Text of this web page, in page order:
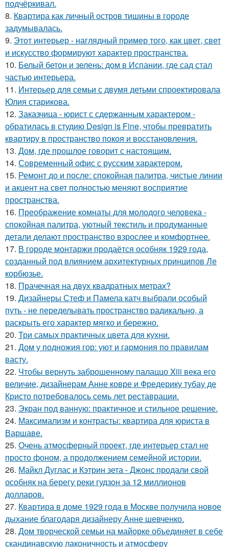
подчёркивал.
8. Квартира как личный остров тишины в городе
задумывалась.
9. Этот интерьер - наглядный пример того, как цвет, свет
и искусство формируют характер пространства.
10. Белый бетон и зелень: дом в Испании, где сад стал
частью интерьера.
11. Интерьер для семьи с двумя детьми спроектировала
Юлия старикова.
12. Заказчица - юрист с сдержанным характером -
обратилась в студию Design is Fine, чтобы превратить
квартиру в пространство покоя и восстановления.
13. Дом, где прошлое говорит с настоящим.
14. Современный офис с русским характером.
15. Ремонт до и после: спокойная палитра, чистые линии
и акцент на свет полностью меняют восприятие
пространства.
16. Преображение комнаты для молодого человека -
спокойная палитра, уютный текстиль и продуманные
детали делают пространство взрослее и комфортнее.
17. В городе монтаржи продаётся особняк 1929 года,
созданный под влиянием архитектурных принципов Ле
корбюзье.
18. Прачечная на двух квадратных метрах?
19. Дизайнеры Стеф и Памела катч выбрали особый
путь - не переделывать пространство радикально, а
раскрыть его характер мягко и бережно.
20. Три самых практичных цвета для кухни.
21. Дом у подножия гор: уют и гармония по правилам
васту.
22. Чтобы вернуть заброшенному палаццо Xiii века его
величие, дизайнерам Анне ковре и Фредерику тубау де
Кристо потребовалось семь лет реставрации.
23. Экран под ванную: практичное и стильное решение.
24. Максимализм и контрасты: квартира для юриста в
Варшаве.
25. Очень атмосферный проект, где интерьер стал не
просто фоном, а продолжением семейной истории.
26. Майкл Дуглас и Кэтрин зета - Джонс продали свой
особняк на берегу реки гудзон за 12 миллионов
долларов.
27. Квартира в доме 1929 года в Москве получила новое
дыхание благодаря дизайнеру Анне шевченко.
28. Дом творческой семьи на майорке объединяет в себе
скандинавскую лаконичность и атмосферу